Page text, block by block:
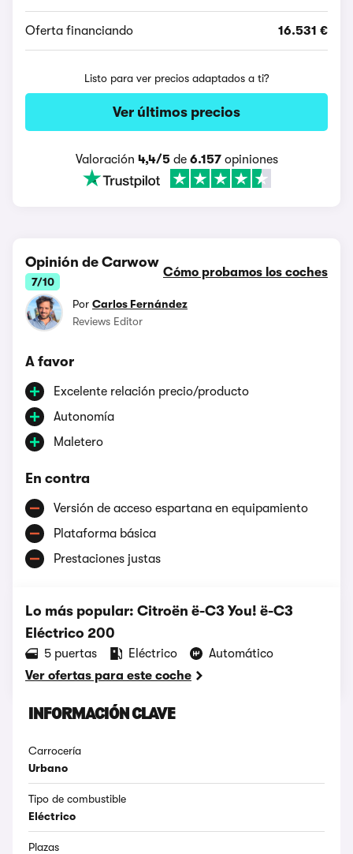
Oferta financiando 16.531 €
Listo para ver precios adaptados a ti?
Ver últimos precios
Valoración 4,4/5de 6.157opiniones
Opinión de Carwow
7/10
Cómo probamos los coches
Por Carlos Fernández
Reviews Editor
A favor
Excelente relación precio/producto
Autonomía
Maletero
En contra
Versión de acceso espartana en equipamiento
Plataforma básica
Prestaciones justas
Lo más popular: Citroën ë-C3 You! ë-C3
Eléctrico 200
5 puertas Eléctrico
Automático
Ver ofertas para este coche
INFORMACIÓN CLAVE
Carrocería
Urbano
Tipo de combustible
Eléctrico
Plazas